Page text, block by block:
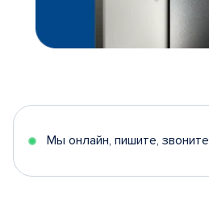
Мы онлайн, пишите, звоните